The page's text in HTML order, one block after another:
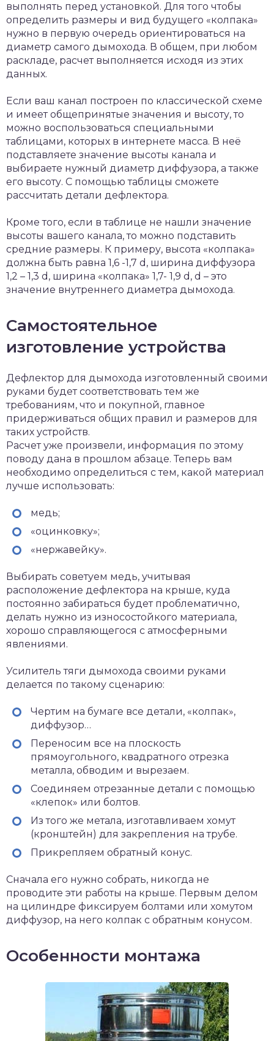
выполнять перед установкой. Для того чтобы
определить размеры и вид будущего «колпака»
нужно в первую очередь ориентироваться на
диаметр самого дымохода. В общем, при любом
раскладе, расчет выполняется исходя из этих
данных.
Если ваш канал построен по классической схеме
и имеет общепринятые значения и высоту, то
можно воспользоваться специальными
таблицами, которых в интернете масса. В неё
подставляете значение высоты канала и
выбираете нужный диаметр диффузора, а также
его высоту. С помощью таблицы сможете
рассчитать детали дефлектора.
Кроме того, если в таблице не нашли значение
высоты вашего канала, то можно подставить
средние размеры. К примеру, высота «колпака»
должна быть равна 1,6 -1,7 d, ширина диффузора
1,2 – 1,3 d, ширина «колпака» 1,7- 1,9 d, d – это
значение внутреннего диаметра дымохода.
Самостоятельное
изготовление устройства
Дефлектор для дымохода изготовленный своими
руками будет соответствовать тем же
требованиям, что и покупной, главное
придерживаться общих правил и размеров для
таких устройств.
Расчет уже произвели, информация по этому
поводу дана в прошлом абзаце. Теперь вам
необходимо определиться с тем, какой материал
лучше использовать:
медь;
«оцинковку»;
«нержавейку».
Выбирать советуем медь, учитывая
расположение дефлектора на крыше, куда
постоянно забираться будет проблематично,
делать нужно из износостойкого материала,
хорошо справляющегося с атмосферными
явлениями.
Усилитель тяги дымохода своими руками
делается по такому сценарию:
Чертим на бумаге все детали, «колпак»,
диффузор…
Переносим все на плоскость
прямоугольного, квадратного отрезка
металла, обводим и вырезаем.
Соединяем отрезанные детали с помощью
«клепок» или болтов.
Из того же метала, изготавливаем хомут
(кронштейн) для закрепления на трубе.
Прикрепляем обратный конус.
Сначала его нужно собрать, никогда не
проводите эти работы на крыше. Первым делом
на цилиндре фиксируем болтами или хомутом
диффузор, на него колпак с обратным конусом.
Особенности монтажа